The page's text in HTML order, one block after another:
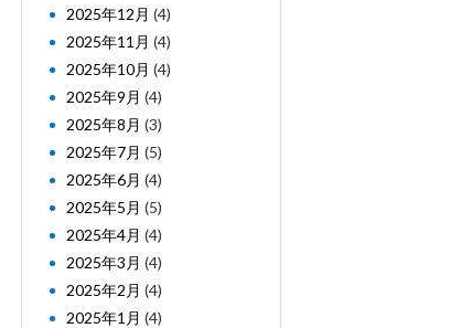
2025年12月 (4)
2025年11月 (4)
2025年10月 (4)
2025年9月 (4)
2025年8月 (3)
2025年7月 (5)
2025年6月 (4)
2025年5月 (5)
2025年4月 (4)
2025年3月 (4)
2025年2月 (4)
2025年1月 (4)